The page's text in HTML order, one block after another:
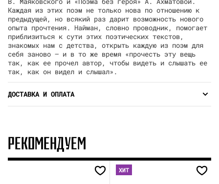
Каждая из этих поэм не только нова по отношению к
предыдущей, но всякий раз дарит возможность нового
опыта прочтения. Найман, словно проводник, помогает
приблизиться к сути этих поэтических текстов,
знакомых нам с детства, открыть каждую из поэм для
себя заново — и в то же время «прочесть эту вещь
так, как ее прочел автор, чтобы видеть и слышать ее
так, как он видел и слышал».
ДОСТАВКА И ОПЛАТА
РЕКОМЕНДУЕМ
ХИТ